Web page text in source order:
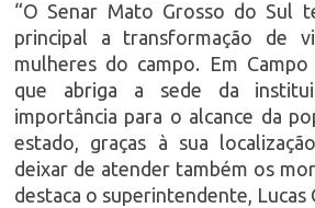
“O Senar Mato Grosso do Sul
principal a transformação de
mulheres do campo. Em Campo
que abriga a sede da
importância para o alcance da
estado, graças à sua
deixar de atender também os
destaca o superintendente, Lucas